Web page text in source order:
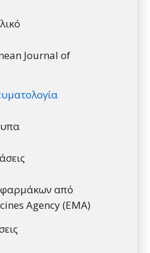
Journal of
φαρμάκων από
Agency (EMA)